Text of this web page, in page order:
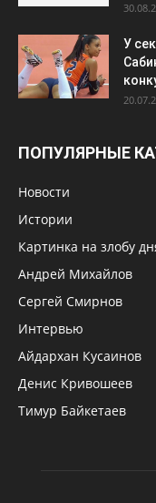
У
ПОПУЛЯРНЫЕ
Новости
Истории
Картинка на злобу
Андрей Михайлов
Сергей Смирнов
Интервью
Айдархан Кусаинов
Денис Кривошеев
Тимур Байкетаев